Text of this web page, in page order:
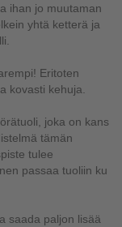
ihan jo muutaman
yhtä ketterä ja
Eritoten
kovasti kehuja.
joka on kans
tämän
tulee
passaa tuoliin ku
saada paljon lisää